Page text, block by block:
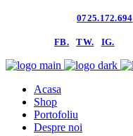
0725.172.694
FB. TW. IG.
Acasa
Shop
Portofoliu
Despre noi